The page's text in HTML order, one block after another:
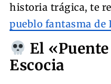
historia trágica, te
pueblo fantasma de
El
Escocia